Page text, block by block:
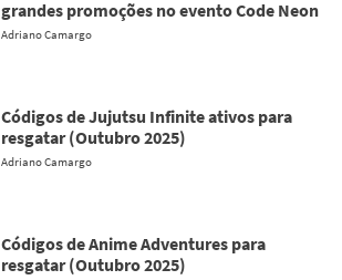
grandes promoções no evento Code Neon
Adriano Camargo
Códigos de Jujutsu Infinite ativos para
resgatar (Outubro 2025)
Adriano Camargo
Códigos de Anime Adventures para
resgatar (Outubro 2025)